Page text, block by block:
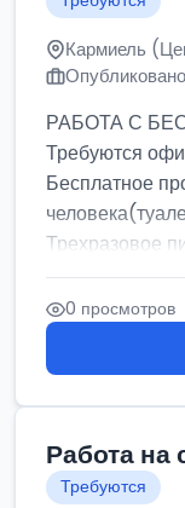
Кармиель
РАБОТА С
Требуются
Бесплатное
Трехразовое
0 просмотров
Работа на
Требуются